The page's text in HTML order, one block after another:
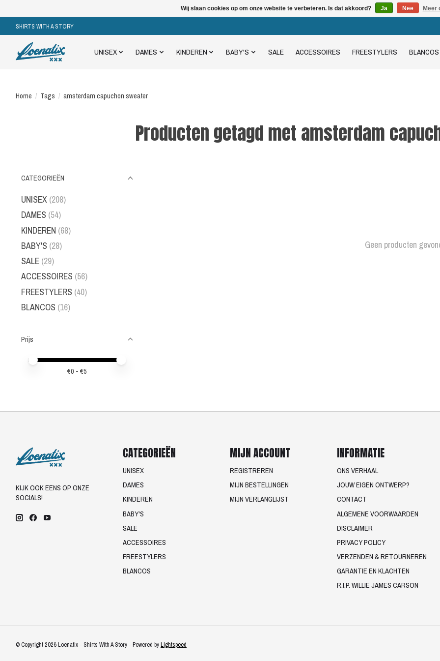
SHIRTS WITH A STORY
UNISEX DAMES KINDEREN BABY'S SALE ACCESSOIRES FREESTYLERS BLANCOS
Home / Tags / amsterdam capuchon sweater
Producten getagd met amsterdam
CATEGORIEËN
UNISEX (208)
DAMES (54)
KINDEREN (68)
BABY'S (28)
SALE (29)
ACCESSOIRES (56)
FREESTYLERS (40)
BLANCOS (16)
Prijs
Minimale prijswaarde
Price maximum value
€0 - €5
Geen producten
KIJK OOK EENS OP ONZE
SOCIALS!
CATEGORIEËN
UNISEX
DAMES
KINDEREN
BABY'S
SALE
ACCESSOIRES
FREESTYLERS
BLANCOS
MIJN ACCOUNT
REGISTREREN
MIJN BESTELLINGEN
MIJN VERLANGLIJST
INFORMATIE
ONS VERHAAL
JOUW EIGEN ONTWERP?
CONTACT
ALGEMENE VOORWAARDEN
DISCLAIMER
PRIVACY POLICY
VERZENDEN & RETOURNEREN
GARANTIE EN KLACHTEN
R.I.P. WILLIE JAMES CARSON
© Copyright 2026 Loenatix - Shirts With A Story - Powered byLightspeed
Wij slaan cookies op om onze website te verbeteren. Is dat akkoord? Ja Nee Meer